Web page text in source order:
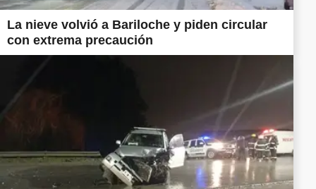
La nieve volvió a Bariloche y piden circular
con extrema precaución